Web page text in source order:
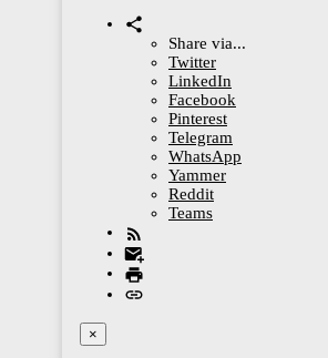
Share via...
Twitter
LinkedIn
Facebook
Pinterest
Telegram
WhatsApp
Yammer
Reddit
Teams
×